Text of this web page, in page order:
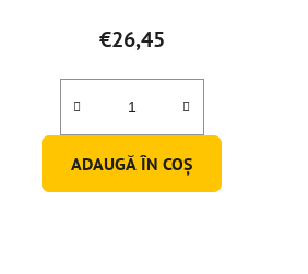
€26,45
ADAUGĂ ÎN COŞ